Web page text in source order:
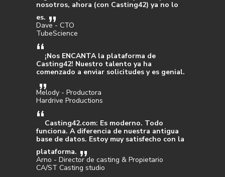
nosotros, ahora (con Casting42) ya no lo
es.
Dave - CTO
TubeScience
¡Nos ENCANTA la plataforma de
Casting42! Nuestro talento ya ha
comenzado a enviar solicitudes y es genial.
Melody - Productora
Hardrive Productions
Casting42.com: Es moderno. Todo
funciona. A diferencia de nuestra antigua
base de datos. Estoy muy satisfecho con la
plataforma.
Arno - Director de casting & Propietario
CA/ST Casting studio